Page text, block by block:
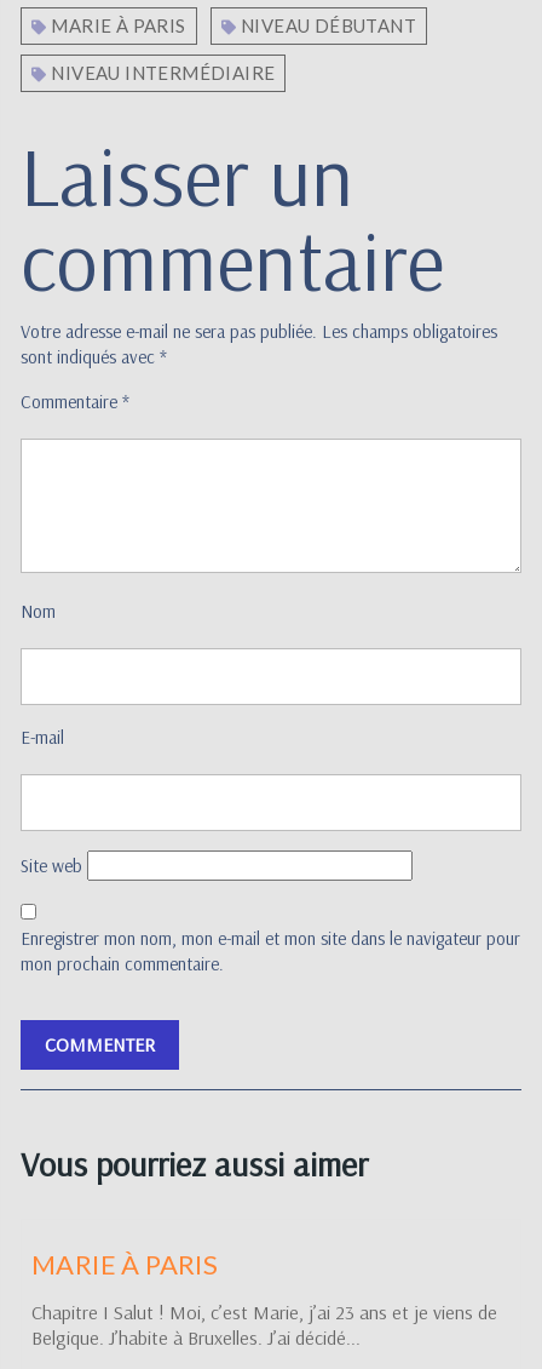
MARIE À PARIS NIVEAU DÉBUTANT
NIVEAU INTERMÉDIAIRE
Laisser un
commentaire
Votre adresse e-mail ne sera pas publiée. Les champs obligatoires
sont indiqués avec *
Commentaire *
Nom
E-mail
Site web
Enregistrer mon nom, mon e-mail et mon site dans le navigateur pour
mon prochain commentaire.
Vous pourriez aussi aimer
MARIE À PARIS
Chapitre I Salut ! Moi, c’est Marie, j’ai 23 ans et je viens de
Belgique. J’habite à Bruxelles. J’ai décidé...